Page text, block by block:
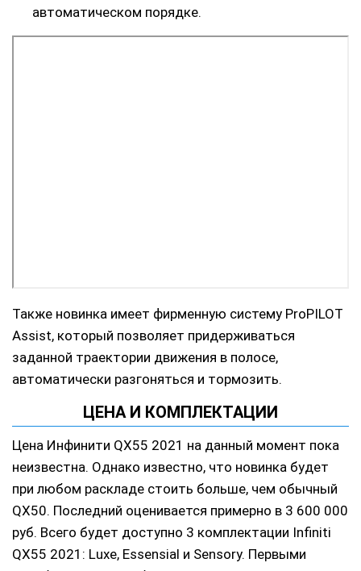
автоматическом порядке.
Также новинка имеет фирменную систему ProPILOT
Assist, который позволяет придерживаться
заданной траектории движения в полосе,
автоматически разгоняться и тормозить.
ЦЕНА И КОМПЛЕКТАЦИИ
Цена Инфинити QX55 2021 на данный момент пока
неизвестна. Однако известно, что новинка будет
при любом раскладе стоить больше, чем обычный
QX50. Последний оценивается примерно в 3 600 000
руб. Всего будет доступно 3 комплектации Infiniti
QX55 2021: Luxe, Essensial и Sensory. Первыми